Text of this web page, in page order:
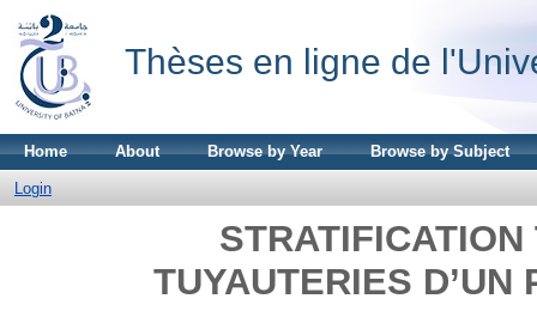
Thèses en ligne de
Home About Browse by Year Browse by Subject
Login
TUYAUTERIES